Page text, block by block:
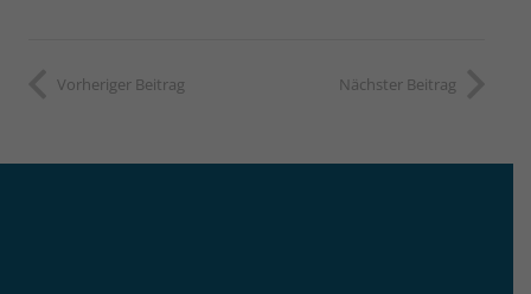
Vorheriger Beitrag Nächster Beitrag